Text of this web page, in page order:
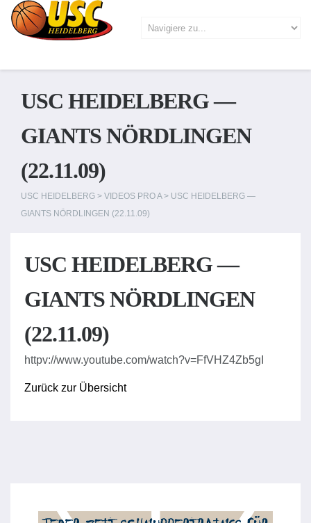
USC HEIDELBERG —
GIANTS NÖRDLINGEN
(22.11.09)
USC HEIDELBERG > VIDEOS PRO A> USC HEIDELBERG —
GIANTS NÖRDLINGEN (22.11.09)
USC HEIDELBERG —
GIANTS NÖRDLINGEN
(22.11.09)
httpv://www.youtube.com/watch?v=FfVHZ4Zb5gI
Zurück zur Übersicht